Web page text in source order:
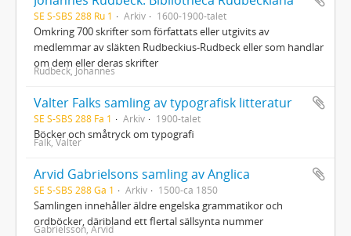
SE S-SBS 288 Ru 1 Arkiv 1600-1900-talet
Omkring 700 skrifter som författats eller utgivits av
medlemmar av släkten Rudbeckius-Rudbeck eller som handlar
om dem eller deras skrifter
Rudbeck, Johannes
Valter Falks samling av typografisk litteratur
SE S-SBS 288 Fa 1 Arkiv 1900-talet
Böcker och småtryck om typografi
Falk, Valter
Arvid Gabrielsons samling av Anglica
SE S-SBS 288 Ga 1 Arkiv 1500-ca 1850
Samlingen innehåller äldre engelska grammatikor och
ordböcker, däribland ett flertal sällsynta nummer
Gabrielsson, Arvid